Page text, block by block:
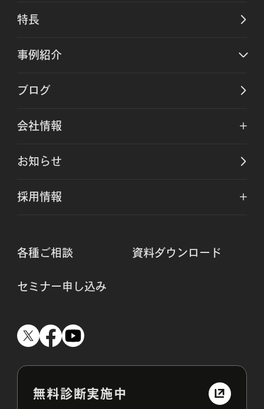
特長
事例紹介
ブログ
会社情報
お知らせ
採用情報
各種ご相談 資料ダウンロード
セミナー申し込み
無料診断実施中